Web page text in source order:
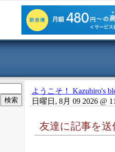
ようこそ！ Kazuhiro's
日曜日, 8月 09 2026 @
友達に記事を